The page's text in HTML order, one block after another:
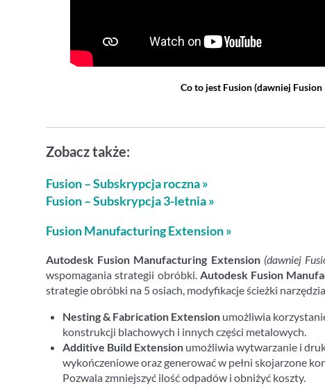
Co to jest Fusion(dawniej Fusion
Zobacz także:
Fusion – Subskrypcja roczna »
Fusion – Subskrypcja 3-letnia »
Fusion Manufacturing Extension »
Autodesk Fusion Manufacturing Extension (dawniej
wspomagania strategii obróbki. Autodesk Fusion
strategie obróbki na 5 osiach, modyfikacje ścieżki
Nesting & Fabrication Extension umożliwia
konstrukcji blachowych i innych części metalowych.
Additive Build Extension umożliwia wytwarzanie i
wykończeniowe oraz generować w pełni skojarzone
Pozwala zmniejszyć ilość odpadów i obniżyć koszty.